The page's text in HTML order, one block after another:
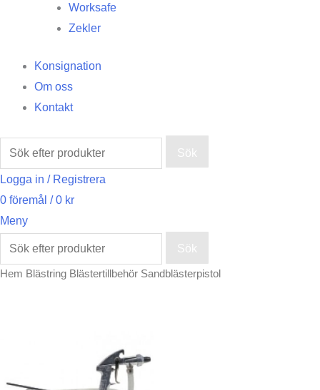
Worksafe
Zekler
Konsignation
Om oss
Kontakt
Sök
Logga in / Registrera
0 föremål / 0 kr
Meny
Sök
Hem Blästring Blästertillbehör Sandblästerpistol